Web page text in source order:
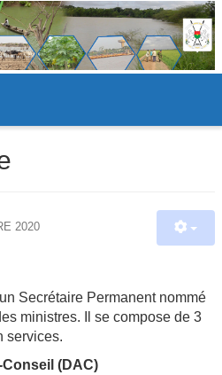
2020
Secrétaire Permanent nommé
ministres. Il se compose de 3
services.
(DAC)